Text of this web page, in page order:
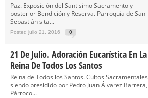
Paz. Exposición del Santisimo Sacramento y
posterior Bendición y Reserva. Parroquia de San
Sebastián sita...
Posted julio 21, 2016 0
21 De Julio. Adoración Eucarística En La
Reina De Todos Los Santos
Reina de Todos los Santos. Cultos Sacramentales
siendo presidido por Pedro Juan Álvarez Barrera,
Párroco...